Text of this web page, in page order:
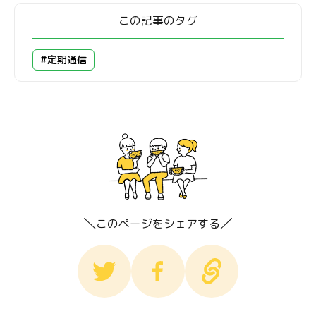
この記事のタグ
#定期通信
このページをシェアする